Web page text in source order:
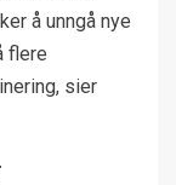
å unngå nye
flere
sier